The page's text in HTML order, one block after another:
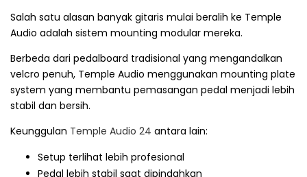
Salah satu alasan banyak gitaris mulai beralih ke Temple
Audio adalah sistem mounting modular mereka.
Berbeda dari pedalboard tradisional yang mengandalkan
velcro penuh, Temple Audio menggunakan mounting plate
system yang membantu pemasangan pedal menjadi lebih
stabil dan bersih.
Keunggulan Temple Audio 24 antara lain:
Setup terlihat lebih profesional
Pedal lebih stabil saat dipindahkan